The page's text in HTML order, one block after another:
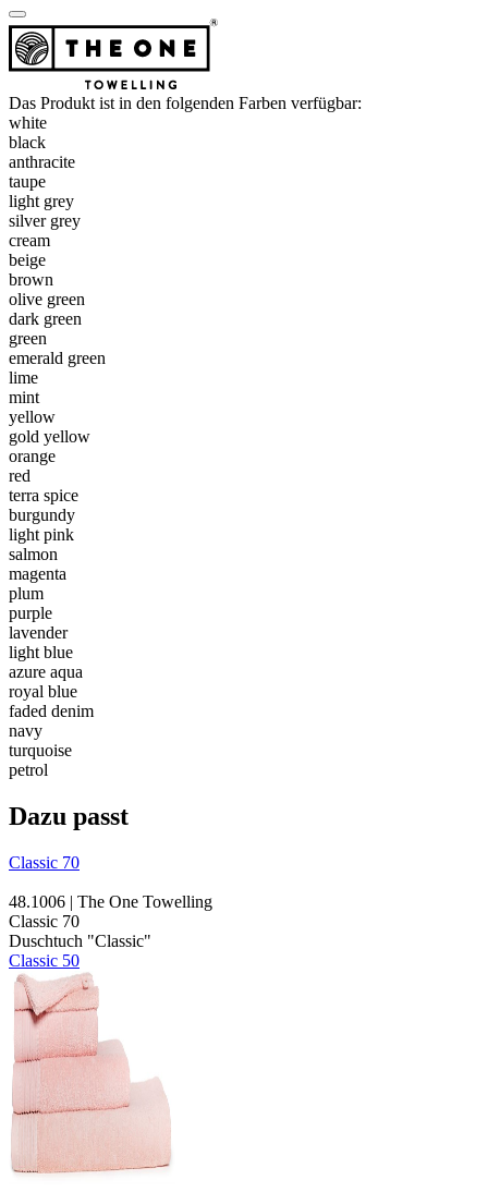
Das Produkt ist in den folgenden Farben verfügbar:
white
black
anthracite
taupe
light grey
silver grey
cream
beige
brown
olive green
dark green
green
emerald green
lime
mint
yellow
gold yellow
orange
red
terra spice
burgundy
light pink
salmon
magenta
plum
purple
lavender
light blue
azure aqua
royal blue
faded denim
navy
turquoise
petrol
Dazu passt
Classic 70
48.1006 | The One Towelling
Classic 70
Duschtuch "Classic"
Classic 50